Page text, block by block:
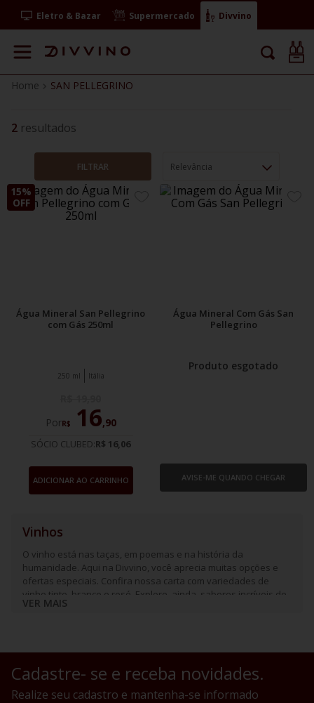
Eletro & Bazar Supermercado Divvino
SAN PELLEGRINO
2
FILTRAR Relevância
15%
OFF
ADICIONE
Água Mineral San Pellegrino
com Gás 250ml
250 ml Itália
PorR$ 16,90
SÓCIO CLUBED:R$ 16,06
ADICIONAR AO CARRINHO
Água Mineral Com Gás San
Pellegrino
Produto esgotado
AVISE-ME QUANDO CHEGAR
Vinhos
O vinho está nas taças, em poemas e na história da
humanidade. Aqui na Divvino, você aprecia muitas opções e
ofertas especiais. Confira nossa carta com variedades de
vinho tinto, branco e rosé. Explore, ainda, sabores incríveis de
espumantes e frisantes.
VER MAIS
Cadastre- se e receba novidades.
Realize seu cadastro e mantenha-se informado